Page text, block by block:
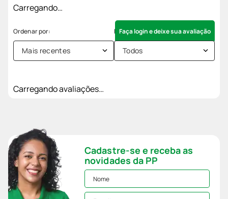
Carregando…
Faça login e deixe sua avaliação
Mais recentes Todos
Carregando avaliações…
Cadastre-se e receba as
novidades da PP